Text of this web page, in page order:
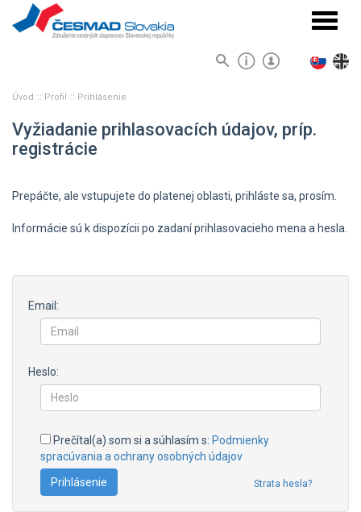
Úvod Profil Prihlásenie
Vyžiadanie prihlasovacích údajov, príp.
registrácie
Prepáčte, ale vstupujete do platenej oblasti, prihláste sa, prosím.
Informácie sú k dispozícii po zadaní prihlasovacieho mena a hesla.
Email:
Heslo:
Prečítal(a) som si a súhlasím s: Podmienky
spracúvania a ochrany osobných údajov
Strata hesla?